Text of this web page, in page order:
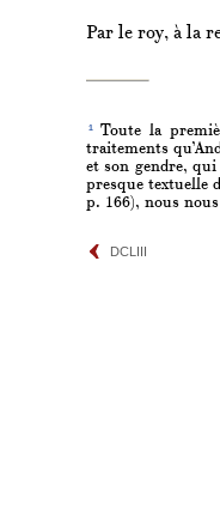
Par le roy, à la
1Toute la
traitements
et son gendre,
presque textuelle
p. 166), nous
DCLIII